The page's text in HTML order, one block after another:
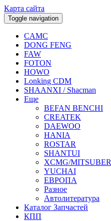
Карта сайта
Toggle navigation
CAMC
DONG FENG
FAW
FOTON
HOWO
Lonking CDM
SHAANXI / Shacman
Еще
BEFAN BENCHI
CREATEK
DAEWOO
HANIA
ROSTAR
SHANTUI
XCMG/MITSUBER
YUCHAI
ЕВРОПА
Разное
Aвтолитература
Каталог Запчастей
КПП